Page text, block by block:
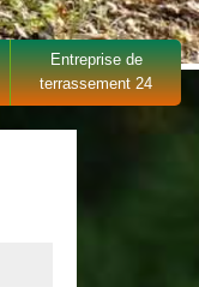
Entreprise de
terrassement 24